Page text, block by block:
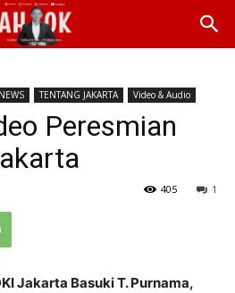
NEWS TENTANG JAKARTA Video & Audio
Peresmian
1
405
Jakarta Basuki T. Purnama,